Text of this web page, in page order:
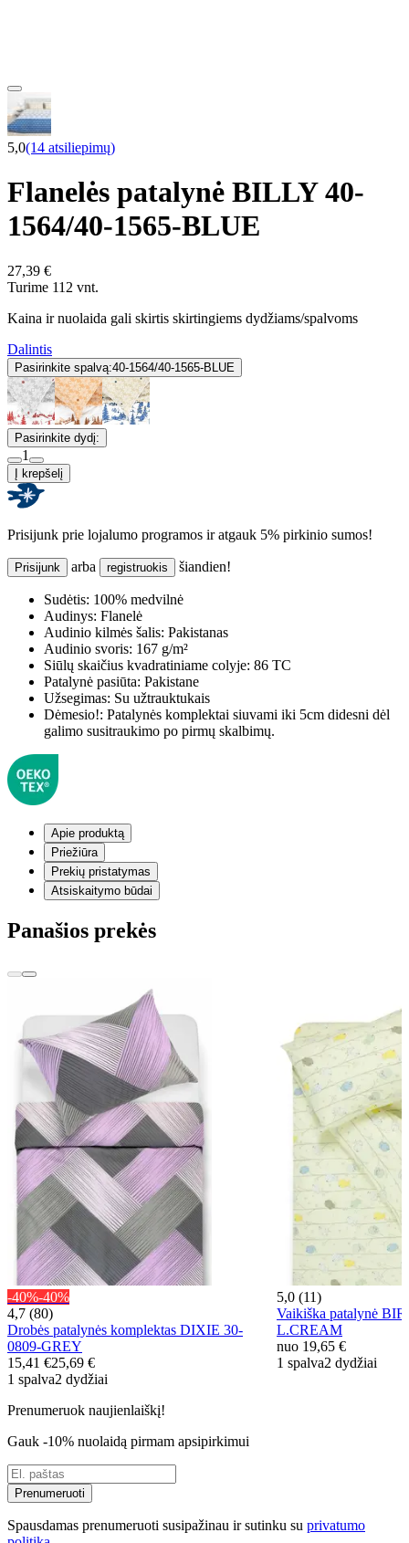
5,0(14 atsiliepimų)
Flanelės patalynė BILLY 40-
1564/40-1565-BLUE
27,39 €
Turime 112 vnt.
Kaina ir nuolaida gali skirtis skirtingiems dydžiams/spalvoms
Dalintis
Pasirinkite spalvą:40-1564/40-1565-BLUE
Pasirinkite dydį:
1
Į krepšelį
Prisijunk prie lojalumo programos ir atgauk 5% pirkinio sumos!
Prisijunk arba registruokis šiandien!
Sudėtis: 100% medvilnė
Audinys: Flanelė
Audinio kilmės šalis: Pakistanas
Audinio svoris: 167 g/m²
Siūlų skaičius kvadratiniame colyje: 86 TC
Patalynė pasiūta: Pakistane
Užsegimas: Su užtrauktukais
Dėmesio!: Patalynės komplektai siuvami iki 5cm didesni dėl
galimo susitraukimo po pirmų skalbimų.
Apie produktą
Priežiūra
Prekių pristatymas
Atsiskaitymo būdai
Panašios prekės
-40%-40%
4,7 (80)
Drobės patalynės komplektas DIXIE 30-
0809-GREY
15,41 €25,69 €
1 spalva2 dydžiai
5,0 (11)
Vaikiška patalynė
L.CREAM
nuo 19,65 €
1 spalva2 dydžiai
Prenumeruok naujienlaiškį!
Gauk -10% nuolaidą pirmam apsipirkimui
Prenumeruoti
Spausdamas prenumeruoti susipažinau ir sutinku su privatumo